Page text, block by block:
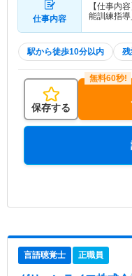
仕事内容
【仕事内
能訓練指
駅から徒歩10分以内
保存する
言語聴覚士 正職員